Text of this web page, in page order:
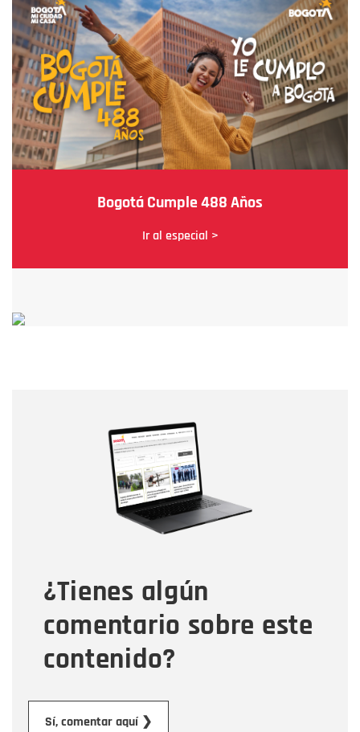
Bogotá Cumple 488 Años
Ir al especial >
¿Tienes algún
comentario sobre este
contenido?
Sí, comentar aquí ❯
Correo electrónico
Tipo de comentario
Mensaje